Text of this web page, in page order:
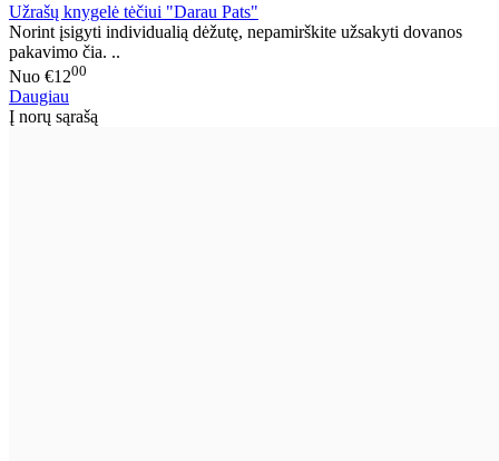
Užrašų knygelė tėčiui "Darau Pats"
Norint įsigyti individualią dėžutę, nepamirškite užsakyti dovanos
pakavimo čia. ..
Nuo €1200
Daugiau
Į norų sąrašą